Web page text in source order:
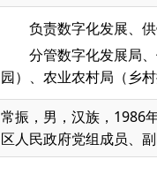
负责数字化发展、
分管数字化发展局
园）、农业农村局（乡
常振，男，汉族，1986
区人民政府党组成员、副